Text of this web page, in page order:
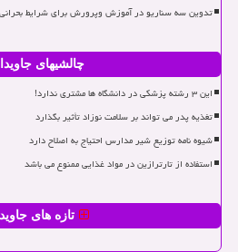
تدوین سه سناریو در آموزش وپرورش برای شرایط بحرانی
چالشیهای
این ۳ رشته پزشکی در دانشگاه ها مشتری ندارد!
تغذیه پدر می تواند بر سلامت نوزاد تأثیر بگذارد
شیوه نامه توزیع شیر مدارس احتیاج به اصلاح دارد
استفاده از تارترازین در مواد غذایی ممنوع می باشد
تازه های